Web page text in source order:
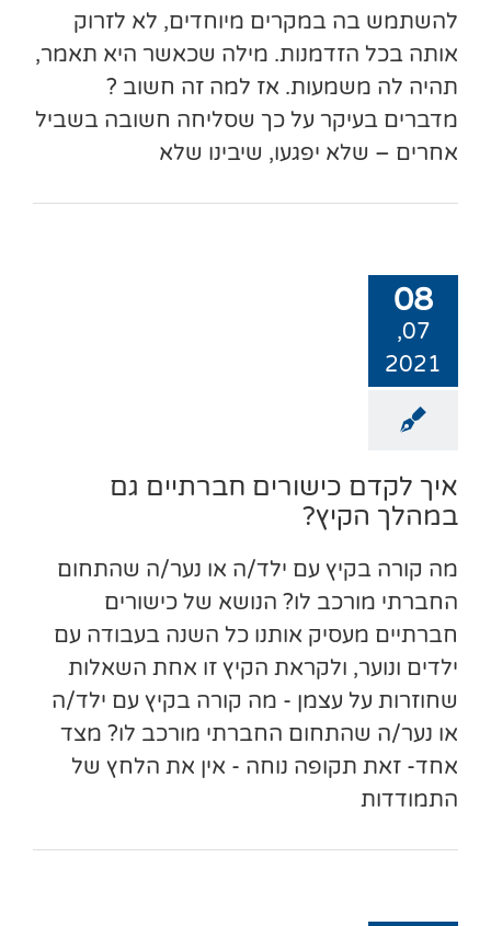
להשתמש בה במקרים מיוחדים, לא לזרוק
אותה בכל הזדמנות. מילה שכאשר היא תאמר,
תהיה לה משמעות. אז למה זה חשוב ?
מדברים בעיקר על כך שסליחה חשובה בשביל
אחרים – שלא יפגעו, שיבינו שלא
08
07,
2021
איך לקדם כישורים חברתיים גם
במהלך הקיץ?
מה קורה בקיץ עם ילד/ה או נער/ה שהתחום
החברתי מורכב לו? הנושא של כישורים
חברתיים מעסיק אותנו כל השנה בעבודה עם
ילדים ונוער, ולקראת הקיץ זו אחת השאלות
שחוזרות על עצמן - מה קורה בקיץ עם ילד/ה
או נער/ה שהתחום החברתי מורכב לו? מצד
אחד- זאת תקופה נוחה - אין את הלחץ של
התמודדות